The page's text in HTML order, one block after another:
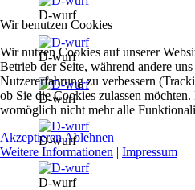
D-wurf
D-wurf
D-wurf
D-wurf
D-wurf
Wir benutzen Cookies
Wir nutzen Cookies auf unserer
Betrieb der Seite, während andere
Nutzererfahrung zu verbessern
ob Sie die Cookies zulassen
womöglich nicht mehr alle
Akzeptieren Ablehnen
Weitere Informationen | Impressum